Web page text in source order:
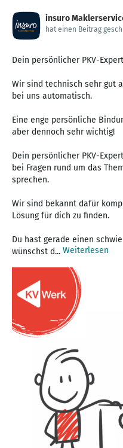
insuro
hat einen Beitrag
Dein persönlicher PKV-
Wir sind technisch sehr gut
bei uns automatisch.
Eine enge persönliche
aber dennoch sehr wichtig!
Dein persönlicher PKV-
bei Fragen rund um das
sprechen.
Wir sind bekannt dafür
Lösung für dich zu finden.
Du hast gerade einen
wünschst d... Weiterlesen